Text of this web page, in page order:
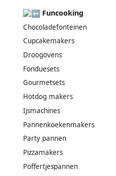
Funcooking
Chocoladefonteinen
Cupcakemakers
Droogovens
Fonduesets
Gourmetsets
Hotdog makers
Ijsmachines
Pannenkoekenmakers
Party pannen
Pizzamakers
Poffertjespannen